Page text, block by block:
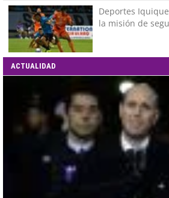
Deportes
la misión de
ACTUALIDAD